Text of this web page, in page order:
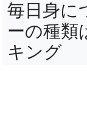
毎日身に
ーの種類
キング